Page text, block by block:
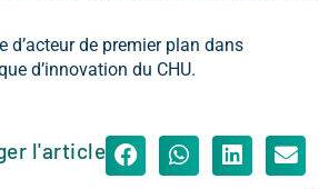
d’acteur de premier plan dans
d’innovation du CHU.
l'article